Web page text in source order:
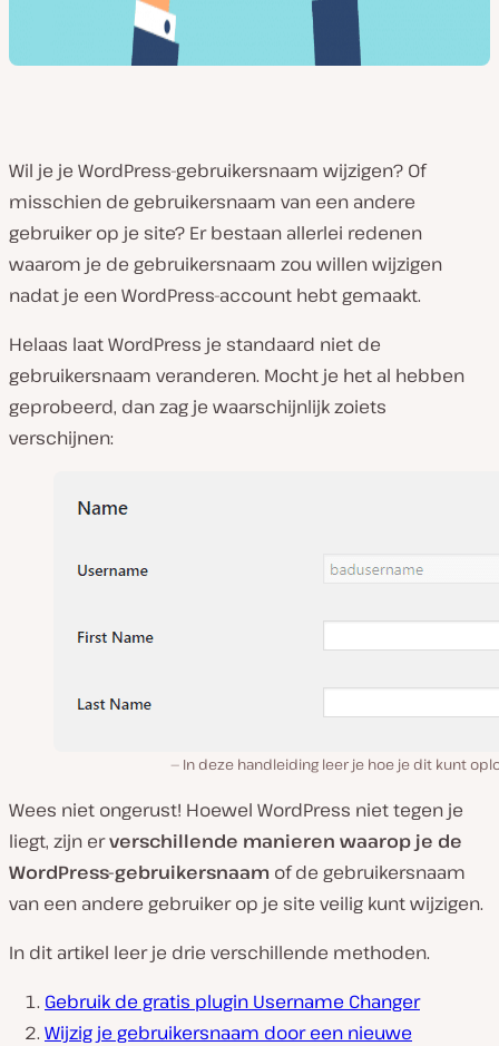
Wil je je WordPress-gebruikersnaam wijzigen? Of
misschien de gebruikersnaam van een andere
gebruiker op je site? Er bestaan allerlei redenen
waarom je de gebruikersnaam zou willen wijzigen
nadat je een WordPress-account hebt gemaakt.
Helaas laat WordPress je standaard niet de
gebruikersnaam veranderen. Mocht je het al hebben
geprobeerd, dan zag je waarschijnlijk zoiets
verschijnen:
In deze handleiding leer je hoe je dit kunt
Wees niet ongerust! Hoewel WordPress niet tegen je
liegt, zijn erverschillende manieren waarop je de
WordPress-gebruikersnaam of de gebruikersnaam
van een andere gebruiker op je site veilig kunt wijzigen.
In dit artikel leer je drie verschillende methoden.
Gebruik de gratis plugin Username Changer
Wijzig je gebruikersnaam door een nieuwe